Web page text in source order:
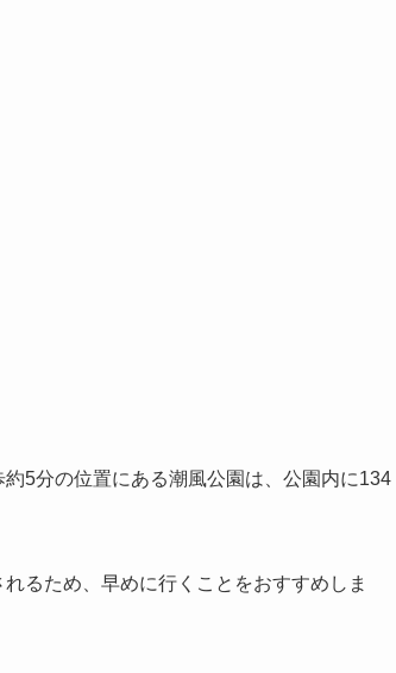
5分の位置にある潮風公園は、公園内に134
るため、早めに行くことをおすすめしま